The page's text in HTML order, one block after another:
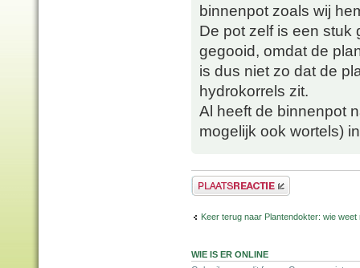
binnenpot zoals wij
De pot zelf is een stuk
gegooid, omdat de
is dus niet zo dat de
hydrokorrels zit.
Al heeft de binnenpot
mogelijk ook wortels)
Plaats een reactie
Keer terug naar Plantendokter: wie weet
WIE IS ER ONLINE